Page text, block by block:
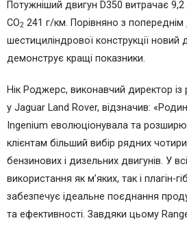
Потужніший двигун D350 витрачає
CO2 241 г/км. Порівняно з
шестициліндрової конструкції новий
демонструє кращі показники.
Нік Роджерс, виконавчий директор
у Jaguar Land Rover, відзначив:
Ingenium еволюціонувала та
клієнтам більший вибір рядних
бензинових і дизельних двигунів. У
використання як м’яких, так і плагін-
забезпечує ідеальне поєднання
та ефективності. Завдяки цьому